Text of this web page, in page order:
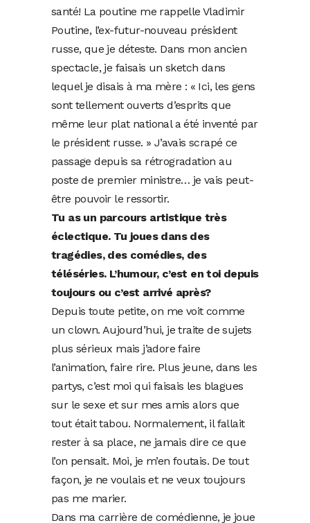
santé! La poutine me rappelle Vladimir
Poutine, l’ex-futur-nouveau président
russe, que je déteste. Dans mon ancien
spectacle, je faisais un sketch dans
lequel je disais à ma mère : « Ici, les gens
sont tellement ouverts d’esprits que
même leur plat national a été inventé par
le président russe. » J’avais scrapé ce
passage depuis sa rétrogradation au
poste de premier ministre… je vais peut-
être pouvoir le ressortir.
Tu as un parcours artistique très
éclectique. Tu joues dans des
tragédies, des comédies, des
téléséries. L’humour, c’est en toi depuis
toujours ou c’est arrivé après?
Depuis toute petite, on me voit comme
un clown. Aujourd’hui, je traite de sujets
plus sérieux mais j’adore faire
l’animation, faire rire. Plus jeune, dans les
partys, c’est moi qui faisais les blagues
sur le sexe et sur mes amis alors que
tout était tabou. Normalement, il fallait
rester à sa place, ne jamais dire ce que
l’on pensait. Moi, je m’en foutais. De tout
façon, je ne voulais et ne veux toujours
pas me marier.
Dans ma carrière de comédienne, je joue